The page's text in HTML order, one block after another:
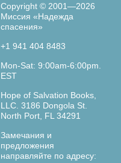
Copyright © 2001—2026
Миссия «Надежда
спасения»
+1 941 404 8483
Mon-Sat: 9:00am-6:00pm.
EST
Hope of Salvation Books,
LLC. 3186 Dongola St.
North Port, FL 34291
Замечания и
предложения
направляйте по адресу: